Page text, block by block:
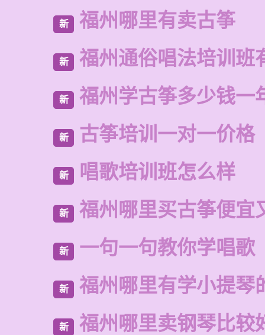
新 福州哪里有卖古筝
新 福州通俗唱法培训班
新 福州学古筝多少钱一
新 古筝培训一对一价格
新 唱歌培训班怎么样
新 福州哪里买古筝便宜
新 一句一句教你学唱歌
新 福州哪里有学小提琴
新 福州哪里卖钢琴比较